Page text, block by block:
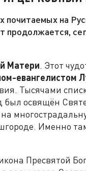
почитаемых на
Матери. Этот
евангелистом
Тысячами
был освящён
Именно
Пресвятой